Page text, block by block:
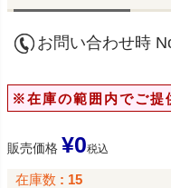
お問い合わせ時
※在庫の範囲内でご提
販売価格 ¥0税込
在庫数
15